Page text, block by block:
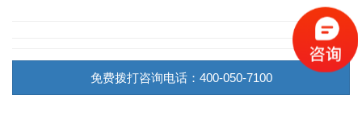
免费拨打咨询电话：400-050-7100